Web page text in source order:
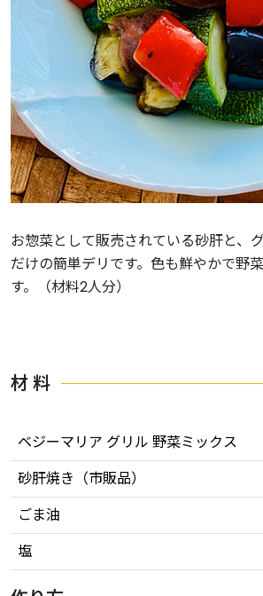
お惣菜として販売されている砂肝と、
だけの簡単デリです。色も鮮やかで野
す。（材料2人分）
材 料
ベジーマリア グリル 野菜ミックス
砂肝焼き（市販品）
ごま油
塩